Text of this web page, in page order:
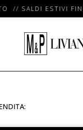
// SALDI ESTIVI